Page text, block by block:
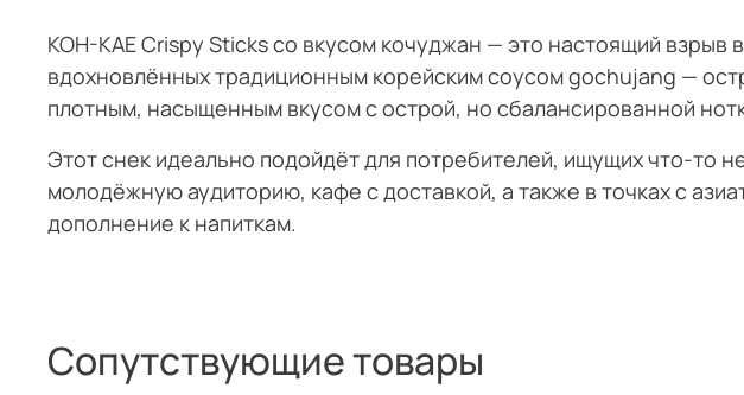
KOH-KAE Crispy Sticks со вкусом кочуджан — это настоящий
вдохновлённых традиционным корейским соусом gochujang —
плотным, насыщенным вкусом с острой, но сбалансированной
Этот снек идеально подойдёт для потребителей, ищущих что-то
молодёжную аудиторию, кафе с доставкой, а также в точках с
дополнение к напиткам.
Сопутствующие товары